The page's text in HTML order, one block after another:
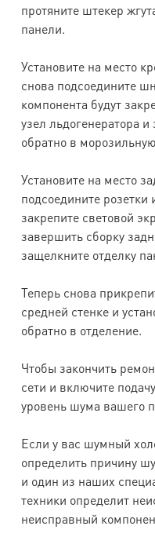
протяните штекер
панели.
Установите на место
снова подсоедините
компонента будут
узел льдогенератора
обратно в
Установите на место
подсоедините розетки
закрепите световой
завершить сборку
защелкните отделку
Теперь снова
средней стенке и
обратно в отделение.
Чтобы закончить
сети и включите
уровень шума вашего
Если у вас шумный
определить причину
и один из наших
техники определит
неисправный